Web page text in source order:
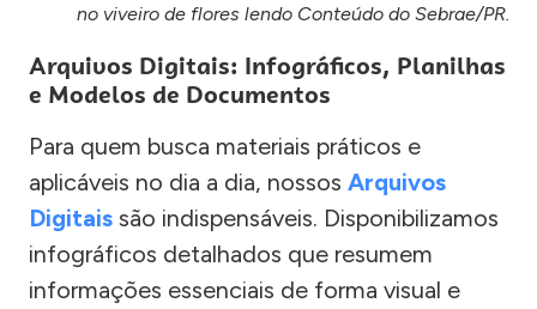
no viveiro de flores lendo Conteúdo do Sebrae/PR.
Arquivos Digitais: Infográficos, Planilhas
e Modelos de Documentos
Para quem busca materiais práticos e
aplicáveis no dia a dia, nossos Arquivos
Digitais são indispensáveis. Disponibilizamos
infográficos detalhados que resumem
informações essenciais de forma visual e